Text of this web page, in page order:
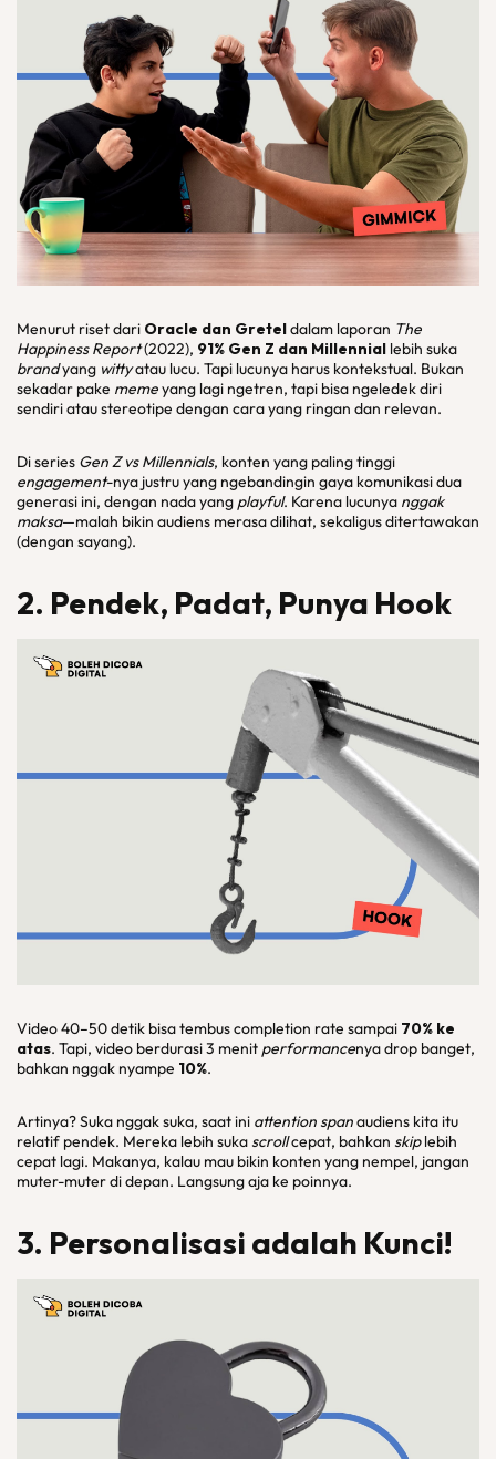
Menurut riset dari Oracle dan Greteldalam laporan The
Happiness Report(2022), 91% Gen Z dan Millennial lebih suka
brandyang wittyatau lucu. Tapi lucunya harus kontekstual. Bukan
sekadar pake memeyang lagi ngetren, tapi bisa ngeledek diri
sendiri atau stereotipe dengan cara yang ringan dan relevan.
Di series Gen Z vs Millennials, konten yang paling tinggi
engagement-nya justru yang ngebandingin gaya komunikasi dua
generasi ini, dengan nada yang playful. Karena lucunya nggak
maksa—malah bikin audiens merasa dilihat, sekaligus ditertawakan
(dengan sayang).
2. Pendek, Padat, Punya Hook
Video 40–50 detik bisa tembus completion rate sampai 70% ke
atas. Tapi, video berdurasi 3 menit performancenya drop banget,
bahkan nggak nyampe 10%.
Artinya? Suka nggak suka, saat ini attention spanaudiens kita itu
relatif pendek. Mereka lebih suka scrollcepat, bahkan skiplebih
cepat lagi. Makanya, kalau mau bikin konten yang nempel, jangan
muter-muter di depan. Langsung aja ke poinnya.
3. Personalisasi adalah Kunci!